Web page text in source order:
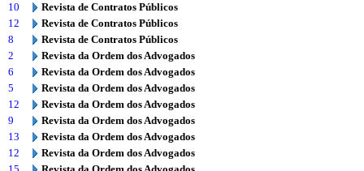
10
Revista de Contratos Públicos
12
Revista de Contratos Públicos
8
Revista de Contratos Públicos
2
Revista da Ordem dos Advogados
6
Revista da Ordem dos Advogados
5
Revista da Ordem dos Advogados
12
Revista da Ordem dos Advogados
9
Revista da Ordem dos Advogados
13
Revista da Ordem dos Advogados
12
Revista da Ordem dos Advogados